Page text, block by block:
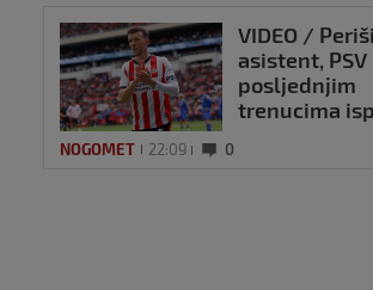
VIDEO /
asistent, PSV
posljednjim
trenucima
NOGOMET 22:09 0